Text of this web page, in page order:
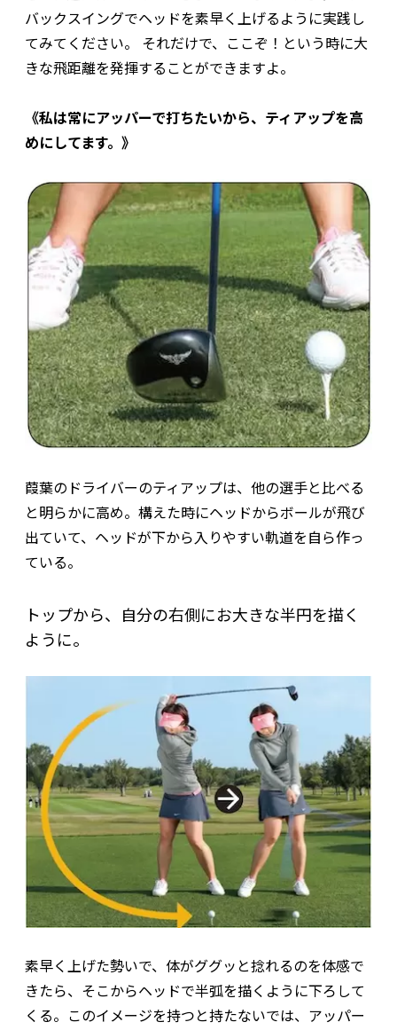
バックスイングでヘッドを素早く上げるように実践し
てみてください。 それだけで、ここぞ！という時に大
きな飛距離を発揮することができますよ。
《私は常にアッパーで打ちたいから、ティアップを高
めにしてます。》
葭葉のドライバーのティアップは、他の選手と比べる
と明らかに高め。構えた時にヘッドからボールが飛び
出ていて、ヘッドが下から入りやすい軌道を自ら作っ
ている。
トップから、自分の右側にお大きな半円を描く
ように。
素早く上げた勢いで、体がググッと捻れるのを体感で
きたら、そこからヘッドで半弧を描くように下ろして
くる。このイメージを持つと持たないでは、アッパー